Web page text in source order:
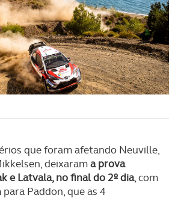
que foram afetando Neuville,
deixarama prova
e Latvala, no final do 2º dia, com
Paddon, que as 4